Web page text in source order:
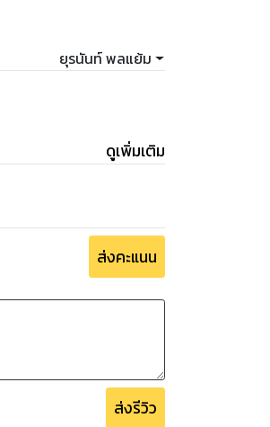
ยุรนันท์ พลแย้ม
ดูเพิ่มเติม
ส่งคะแนน
ส่งรีวิว